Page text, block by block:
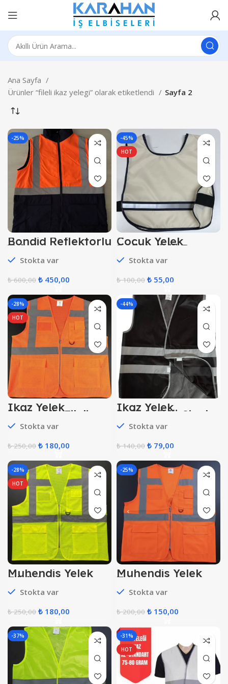
Ana Sayfa
Ürünler “fileli ikaz yelegi” olarak etiketlendi
Sayfa 2
-25%
Bondid Reflektörlü
Yelek
Stokta var
₺600,00 ₺ 450,00
-45%
HOT
Çocuk Yelek
Reflektörlü Beyaz
Stokta var
₺100,00 ₺ 55,00
-28%
HOT
İkaz Yelek
Mühendis Fileli
Turuncu
Stokta var
₺250,00 ₺ 180,00
-44%
İkaz Yelek
Reflektörlü Siyah
Stokta var
₺140,00 ₺ 79,00
-28%
HOT
Mühendis Yelek
Fileli Sarı
Stokta var
₺250,00 ₺ 180,00
-25%
Mühendis Yelek
Turuncu
Stokta var
₺200,00 ₺ 150,00
-37%
-31%
HOT